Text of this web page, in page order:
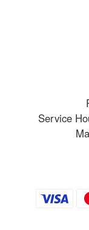
Service